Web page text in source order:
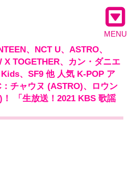
MENU
、NCT U、ASTRO、
X TOGETHER、カン・ダニエ
、SF9 他 人気 K-POP ア
チャウヌ (ASTRO)、ロウン
「生放送！2021 KBS 歌謡